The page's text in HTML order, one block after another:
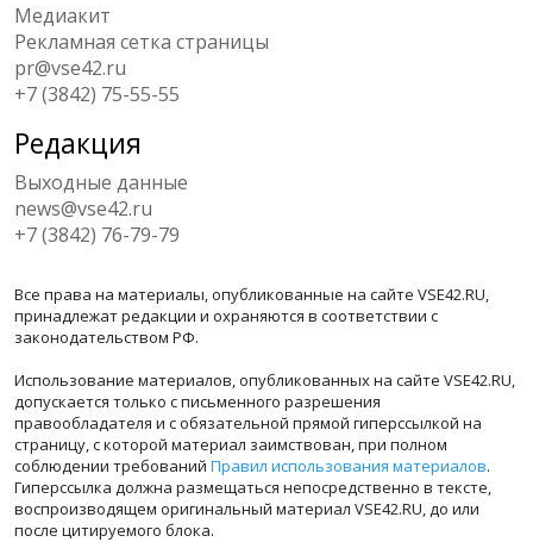
Медиакит
Рекламная сетка страницы
pr@vse42.ru
+7 (3842) 75-55-55
Редакция
Выходные данные
news@vse42.ru
+7 (3842) 76-79-79
Все права на материалы, опубликованные на сайте VSE42.RU,
принадлежат редакции и охраняются в соответствии с
законодательством РФ.
Использование материалов, опубликованных на сайте VSE42.RU,
допускается только с письменного разрешения
правообладателя и с обязательной прямой гиперссылкой на
страницу, с которой материал заимствован, при полном
соблюдении требований Правил использования материалов.
Гиперссылка должна размещаться непосредственно в тексте,
воспроизводящем оригинальный материал VSE42.RU, до или
после цитируемого блока.